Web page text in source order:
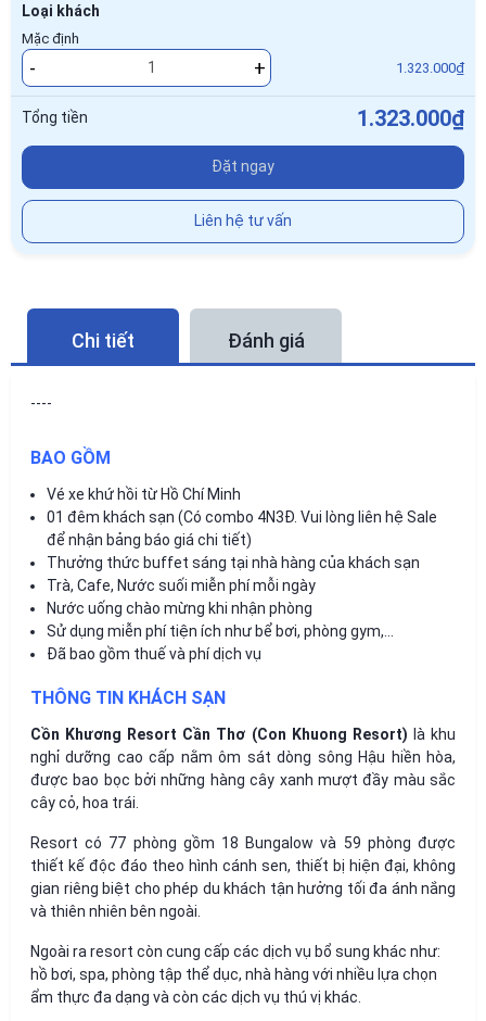
Loại khách
Mặc định
- + 1.323.000₫
Tổng tiền 1.323.000₫
Đặt ngay
Liên hệ tư vấn
Chi tiết Đánh giá
----
BAO GỒM
Vé xe khứ hồi từ Hồ Chí Minh
01 đêm khách sạn (Có combo 4N3Đ. Vui lòng liên hệ Sale
để nhận bảng báo giá chi tiết)
Thưởng thức buffet sáng tại nhà hàng của khách sạn
Trà, Cafe, Nước suối miễn phí mỗi ngày
Nước uống chào mừng khi nhận phòng
Sử dụng miễn phí tiện ích như bể bơi, phòng gym,…
Đã bao gồm thuế và phí dịch vụ
THÔNG TIN KHÁCH SẠN
Cồn Khương Resort Cần Thơ (Con Khuong Resort) là khu
nghỉ dưỡng cao cấp nằm ôm sát dòng sông Hậu hiền hòa,
được bao bọc bởi những hàng cây xanh mượt đầy màu sắc
cây cỏ, hoa trái.
Resort có 77 phòng gồm 18 Bungalow và 59 phòng được
thiết kế độc đáo theo hình cánh sen, thiết bị hiện đại, không
gian riêng biệt cho phép du khách tận hưởng tối đa ánh nắng
và thiên nhiên bên ngoài.
Ngoài ra resort còn cung cấp các dịch vụ bổ sung khác như:
hồ bơi, spa, phòng tập thể dục, nhà hàng với nhiều lựa chọn
ẩm thực đa dạng và còn các dịch vụ thú vị khác.